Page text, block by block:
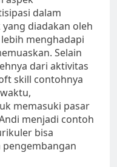
dalam
diadakan oleh
menghadapi
Selain
dari aktivitas
skill contohnya
memasuki pasar
menjadi contoh
bisa